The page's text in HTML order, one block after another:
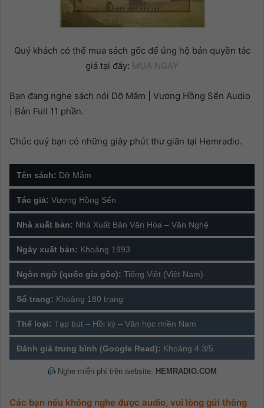
Quý khách có thể mua sách gốc để ủng hộ bản quyền tác
giả tại đây: MUA NGAY
Bạn đang nghe sách nói Dỡ Mắm | Vương Hồng Sển Audio
| Bản Full 11 phần.
Chúc quý bạn có những giây phút thư giãn tại Hemradio.
Tên sách: Dỡ Mắm
Tác giả: Vương Hồng Sển
Nhà xuất bản: Nhà Xuất Bản Văn Hóa – Văn Nghệ
Ngày xuất bản: Khoảng 1993
Ngôn ngữ (quốc gia gốc): Tiếng Việt (Việt Nam)
Số trang: Khoảng 180 trang
Thể loại: Tạp bút – Hồi ký – Văn học miền Nam
Đánh giá trung bình (Google Read): Khoảng 4.3/5
Nghe miễn phí trên website: HEMRADIO.COM
Các bạn nếu không nghe được audio, vui lòng gửi thông